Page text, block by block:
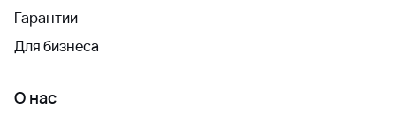
Гарантии
Для бизнеса
О нас